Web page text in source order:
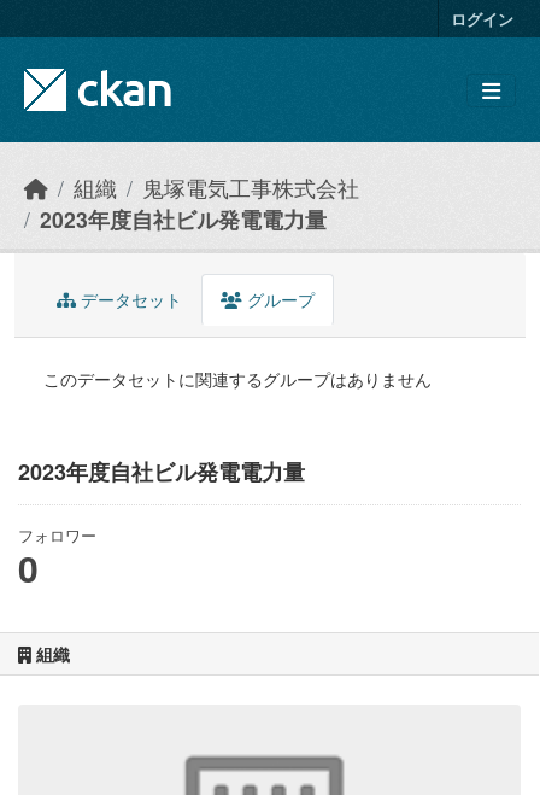
ログイン
組織
鬼塚電気工事株式会社
2023年度自社ビル発電電力量
2023年度自社ビル発電電力量
フォロワー
0
組織
データセット グループ
このデータセットに関連するグループはありません